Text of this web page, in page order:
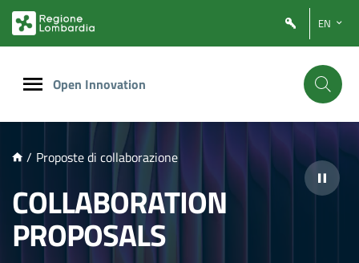
PRINCIPALE
EN
Open Innovation
/ Proposte di collaborazione
COLLABORATION
PROPOSALS